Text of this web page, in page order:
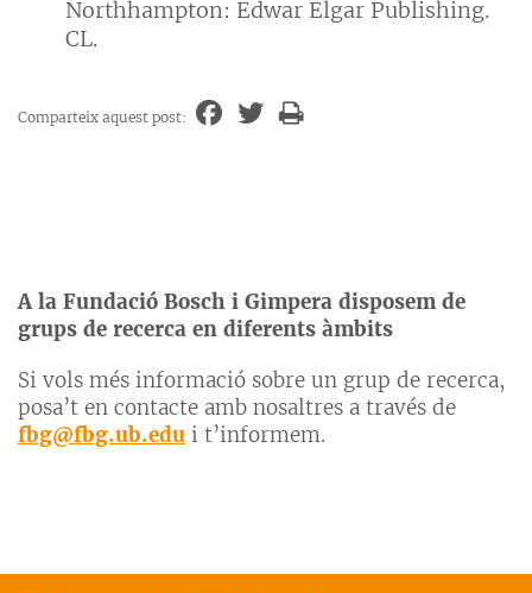
Northhampton: Edwar Elgar Publishing.
CL.
Comparteix aquest post:
A la Fundació Bosch i Gimpera disposem de
grups de recerca en diferents àmbits
Si vols més informació sobre un grup de recerca,
posa’t en contacte amb nosaltres a través de
fbg@fbg.ub.edu i t’informem.